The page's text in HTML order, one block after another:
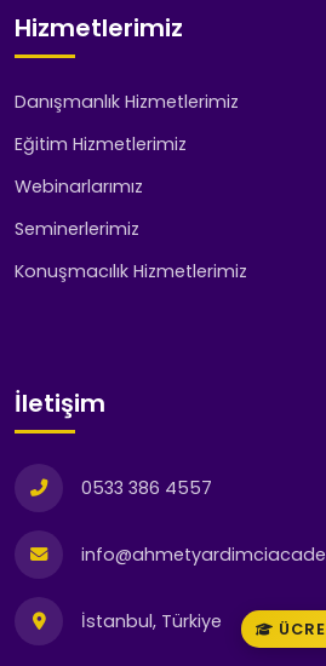
Hizmetlerimiz
Danışmanlık Hizmetlerimiz
Eğitim Hizmetlerimiz
Webinarlarımız
Seminerlerimiz
Konuşmacılık Hizmetlerimiz
İletişim
0533 386 4557
İstanbul, Türkiye